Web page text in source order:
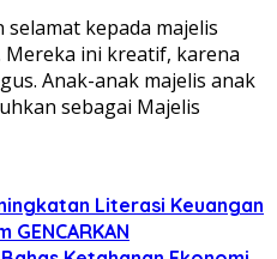
selamat kepada majelis
ini kreatif, karena
Anak-anak majelis anak
sebagai Majelis
Literasi Keuangan